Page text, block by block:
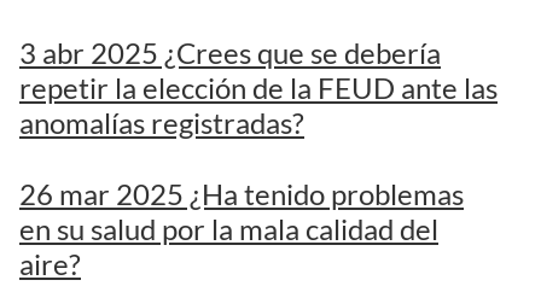
3 abr 2025 ¿Crees que se debería
repetir la elección de la FEUD ante las
anomalías registradas?
26 mar 2025 ¿Ha tenido problemas
en su salud por la mala calidad del
aire?